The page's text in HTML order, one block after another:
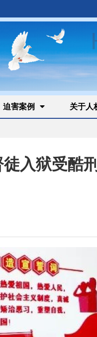
迫害案例 关于人
徒入狱受